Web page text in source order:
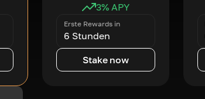
3% APY
Erste Rewards in
6 Stunden
Stake now